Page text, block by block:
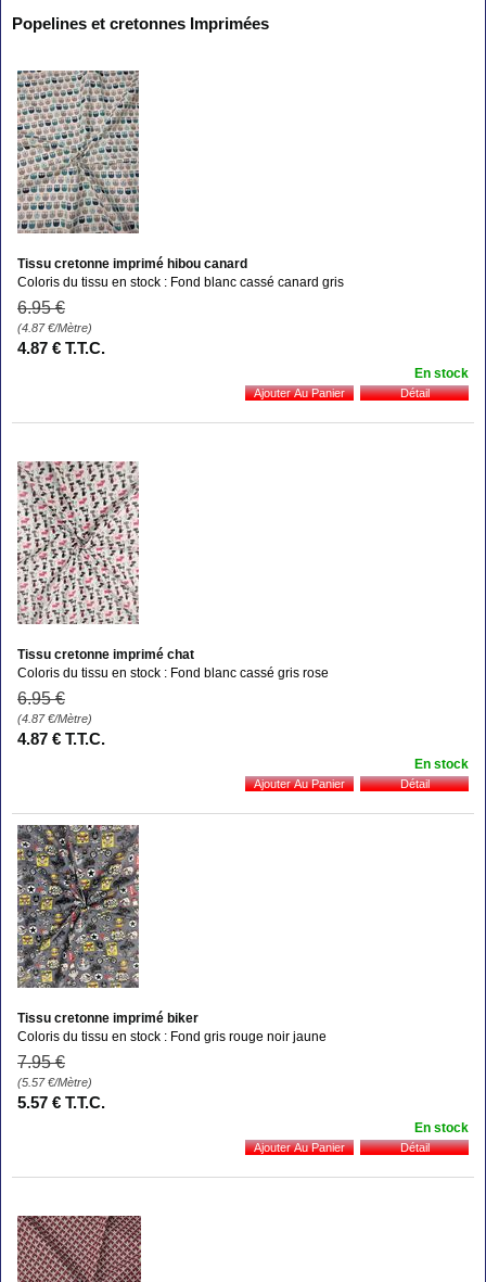
Popelines et cretonnes Imprimées
Tissu cretonne imprimé hibou canard
Coloris du tissu en stock : Fond blanc cassé canard gris
6.95 €
(4.87€/Mètre)
4.87 € T.T.C.
En stock
Tissu cretonne imprimé chat
Coloris du tissu en stock : Fond blanc cassé gris rose
6.95 €
(4.87€/Mètre)
4.87 € T.T.C.
En stock
Tissu cretonne imprimé biker
Coloris du tissu en stock : Fond gris rouge noir jaune
7.95 €
(5.57€/Mètre)
5.57 € T.T.C.
En stock